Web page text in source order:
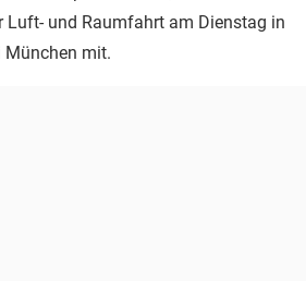
Luft- und Raumfahrt am Dienstag in
mit.